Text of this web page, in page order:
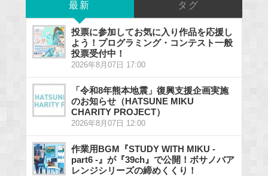
最新 タグ
投票に参加してお気に入り作品を応援し
よう！プログラミング・コンテスト一般
投票受付中！
2026年8月07日 17:00
「令和8年熊本地震」復興支援企画実施
のお知らせ（HATSUNE MIKU
CHARITY PROJECT）
2026年8月07日 12:00
作業用BGM『STUDY WITH MIKU -
part6 -』が『39ch』で公開！ボサノバア
レンジシリーズの締めくくり！